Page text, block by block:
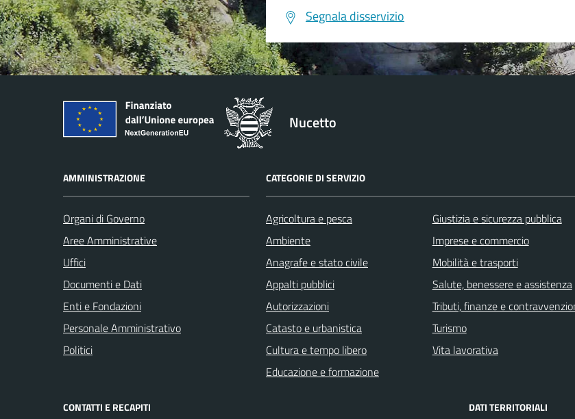
Segnala disservizio
Nucetto
AMMINISTRAZIONE
Organi di Governo
Aree Amministrative
Uffici
Documenti e Dati
Enti e Fondazioni
Personale Amministrativo
Politici
CATEGORIE DI SERVIZIO
Agricoltura e pesca
Ambiente
Anagrafe e stato civile
Appalti pubblici
Autorizzazioni
Catasto e urbanistica
Cultura e tempo libero
Educazione e formazione
Giustizia e sicurezza pubblica
Imprese e commercio
Mobilità e trasporti
Salute, benessere e assistenza
Tributi, finanze e
Turismo
Vita lavorativa
CONTATTI E RECAPITI DATI TERRITORIALI